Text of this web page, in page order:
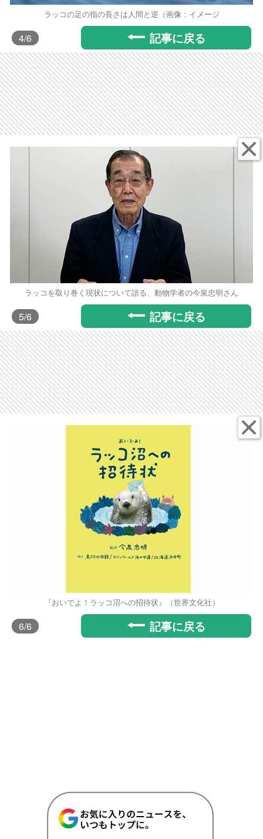
ラッコの足の指の長さは人間と逆（画像：イメージ
4/6 記事に戻る
ラッコを取り巻く現状について語る、動物学者の今泉忠明さん
5/6 記事に戻る
『おいでよ！ラッコ沼への招待状』（世界文化社）
6/6 記事に戻る